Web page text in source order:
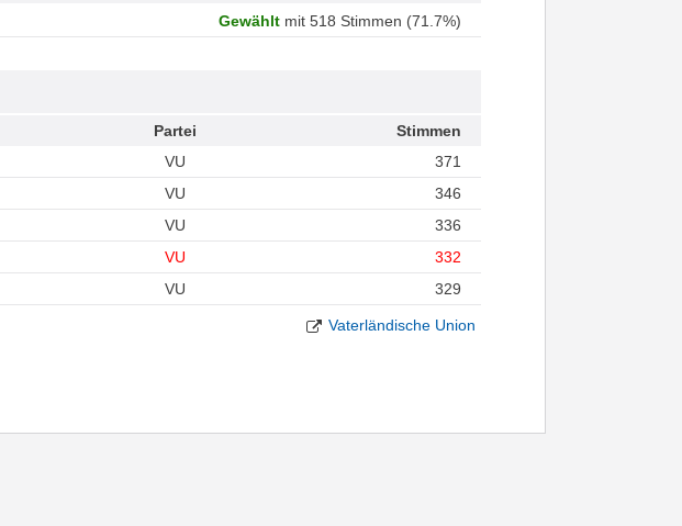
Gewähltmit 518 Stimmen (71.7%)
Partei
Stimmen
VU
371
VU
346
VU
336
VU
332
VU 329
Vaterländische Union